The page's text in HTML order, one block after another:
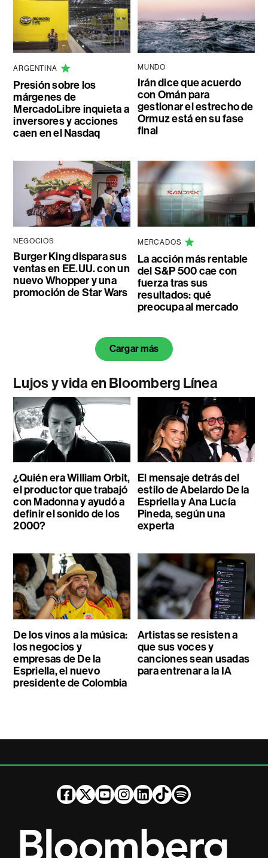
ARGENTINA
Presión sobre los
márgenes de
MercadoLibre inquieta a
inversores y acciones
caen en el Nasdaq
MUNDO
Irán dice que acuerdo
con Omán para
gestionar el estrecho de
Ormuz está en su fase
final
NEGOCIOS
Burger King dispara sus
ventas en EE.UU. con un
nuevo Whopper y una
promoción de Star Wars
MERCADOS
La acción más rentable
del S&P 500 cae con
fuerza tras sus
resultados: qué
preocupa al mercado
Cargar más
Lujos y vida en Bloomberg Línea
¿Quién era William Orbit,
el productor que trabajó
con Madonna y ayudó a
definir el sonido de los
2000?
El mensaje detrás del
estilo de Abelardo De la
Espriella y Ana Lucía
Pineda, según una
experta
De los vinos a la música:
los negocios y
empresas de De la
Espriella, el nuevo
presidente de Colombia
Artistas se resisten a
que sus voces y
canciones sean usadas
para entrenar a la IA